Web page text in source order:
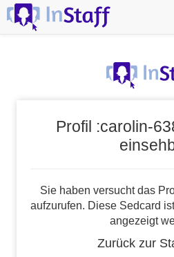
Profil :carolin-
Sie haben versucht das
aufzurufen. Diese Sedcard
angezeigt
Zurück zur